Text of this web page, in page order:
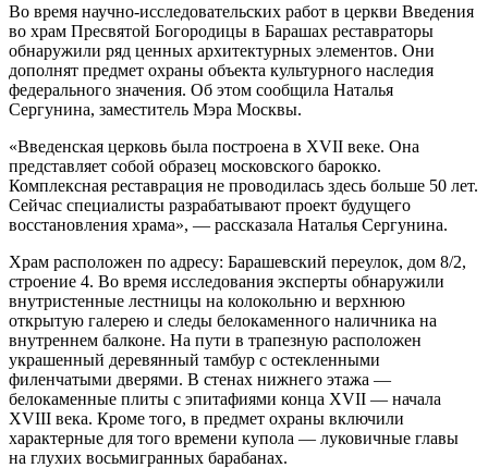
Во время научно-исследовательских работ в церкви Введения
во храм Пресвятой Богородицы в Барашах реставраторы
обнаружили ряд ценных архитектурных элементов. Они
дополнят предмет охраны объекта культурного наследия
федерального значения. Об этом сообщила Наталья
Сергунина, заместитель Мэра Москвы.
«Введенская церковь была построена в XVII веке. Она
представляет собой образец московского барокко.
Комплексная реставрация не проводилась здесь больше 50 лет.
Сейчас специалисты разрабатывают проект будущего
восстановления храма», — рассказала Наталья Сергунина.
Храм расположен по адресу: Барашевский переулок, дом 8/2,
строение 4. Во время исследования эксперты обнаружили
внутристенные лестницы на колокольню и верхнюю
открытую галерею и следы белокаменного наличника на
внутреннем балконе. На пути в трапезную расположен
украшенный деревянный тамбур с остекленными
филенчатыми дверями. В стенах нижнего этажа —
белокаменные плиты с эпитафиями конца XVII — начала
XVIII века. Кроме того, в предмет охраны включили
характерные для того времени купола — луковичные главы
на глухих восьмигранных барабанах.